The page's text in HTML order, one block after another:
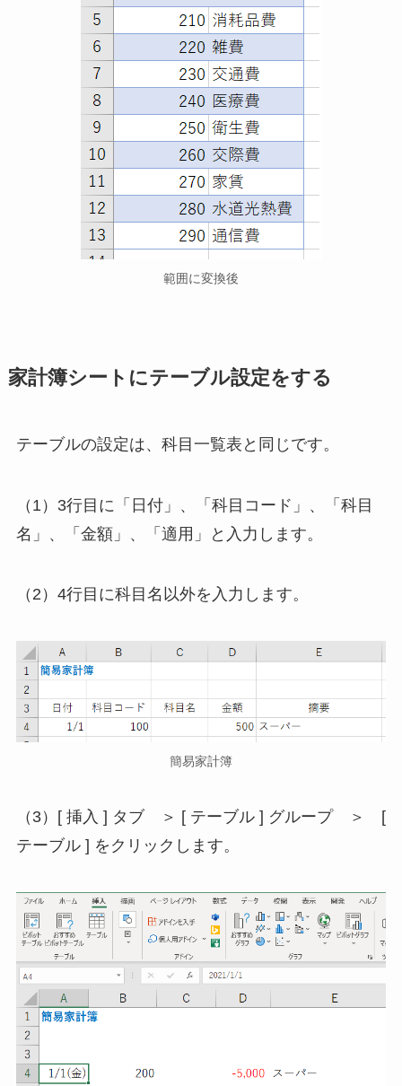
範囲に変換後
家計簿シートにテーブル設定をする
テーブルの設定は、科目一覧表と同じです。
（1）3行目に「日付」、「科目コード」、「科目
名」、「金額」、「適用」と入力します。
（2）4行目に科目名以外を入力します。
簡易家計簿
（3）[ 挿入 ] タブ ＞ [ テーブル ] グループ ＞ [
テーブル ] をクリックします。